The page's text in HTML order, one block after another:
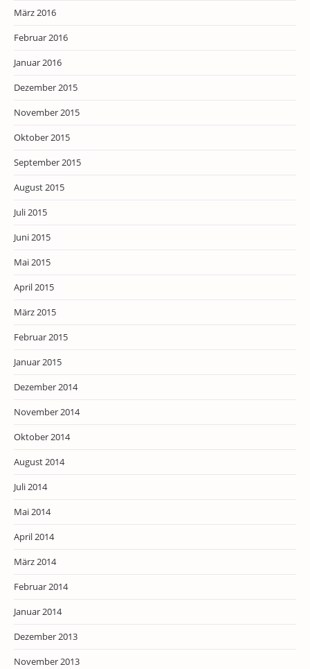
März 2016
Februar 2016
Januar 2016
Dezember 2015
November 2015
Oktober 2015
September 2015
August 2015
Juli 2015
Juni 2015
Mai 2015
April 2015
März 2015
Februar 2015
Januar 2015
Dezember 2014
November 2014
Oktober 2014
August 2014
Juli 2014
Mai 2014
April 2014
März 2014
Februar 2014
Januar 2014
Dezember 2013
November 2013